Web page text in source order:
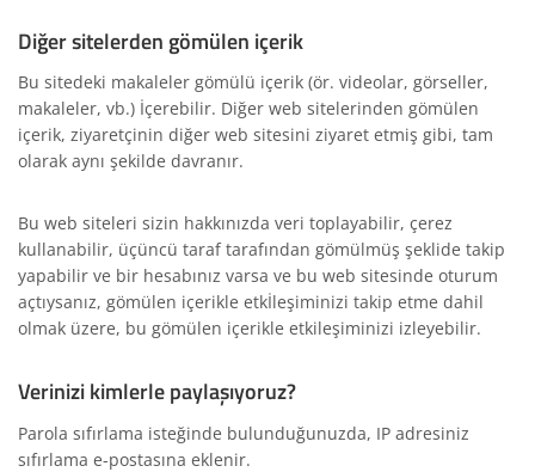
Diğer sitelerden gömülen içerik
Bu sitedeki makaleler gömülü içerik (ör. videolar, görseller,
makaleler, vb.) İçerebilir. Diğer web sitelerinden gömülen
içerik, ziyaretçinin diğer web sitesini ziyaret etmiş gibi, tam
olarak aynı şekilde davranır.
Bu web siteleri sizin hakkınızda veri toplayabilir, çerez
kullanabilir, üçüncü taraf tarafından gömülmüş şeklide takip
yapabilir ve bir hesabınız varsa ve bu web sitesinde oturum
açtıysanız, gömülen içerikle etkİleşiminizi takip etme dahil
olmak üzere, bu gömülen içerikle etkileşiminizi izleyebilir.
Verinizi kimlerle paylaşıyoruz?
Parola sıfırlama isteğinde bulunduğunuzda, IP adresiniz
sıfırlama e-postasına eklenir.